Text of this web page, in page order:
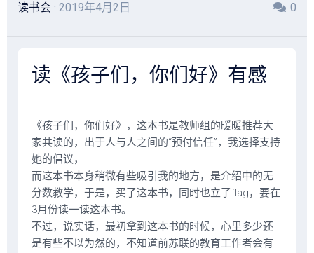
读书会 · 2019年4月2日 0
读《孩子们，你们好》有感
《孩子们，你们好》，这本书是教师组的暖暖推荐大
家共读的，出于人与人之间的“预付信任”，我选择支持
她的倡议，
而这本书本身稍微有些吸引我的地方，是介绍中的无
分数教学，于是，买了这本书，同时也立了flag，要在
3月份读一读这本书。
不过，说实话，最初拿到这本书的时候，心里多少还
是有些不以为然的，不知道前苏联的教育工作者会有